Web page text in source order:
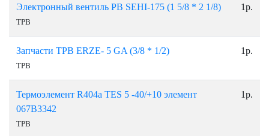
Электронный вентиль РВ SEHI-175 (1 5/8 * 2 1/8)
ТРВ
1р.
Запчасти ТРВ ERZE- 5 GA (3/8 * 1/2)
ТРВ
1р.
Термоэлемент R404a TES 5 -40/+10 элемент
067B3342
ТРВ
1р.